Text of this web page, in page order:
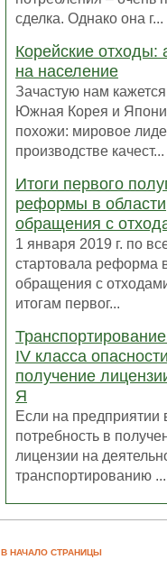
сделка. Однако она г...
Корейские отходы:
на население
Зачастую нам
Южная Корея и
похожи: мировое
производстве качест...
Итоги первого
реформы в области
обращения с
1 января 2019 г. по
стартовала реформа
обращения с
итогам первог...
IV класса
получение
Я
Если на предприятии
потребность в
лицензии на
транспортированию ...
В НАЧАЛО СТРАНИЦЫ